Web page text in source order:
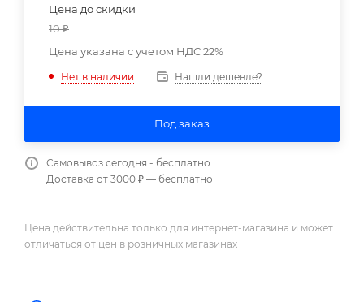
Цена до скидки
10₽
Цена указана с учетом НДС 22%
Нет в наличии Нашли дешевле?
Под заказ
Самовывоз сегодня - бесплатно
Доставка от 3000 ₽ — бесплатно
Цена действительна только для интернет-магазина и может
отличаться от цен в розничных магазинах